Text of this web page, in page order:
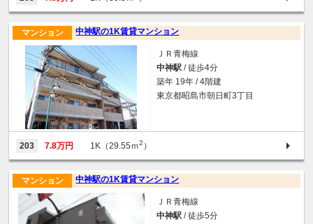
中神駅の1K賃貸マンション
マンション
ＪＲ青梅線
中神駅 / 徒歩4分
築年 19年 / 4階建
東京都昭島市朝日町3丁目
203 7.8万円 1K（29.55ｍ2 ）
中神駅の1K賃貸マンション
マンション
ＪＲ青梅線
中神駅 / 徒歩5分